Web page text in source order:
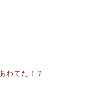
わてた！？